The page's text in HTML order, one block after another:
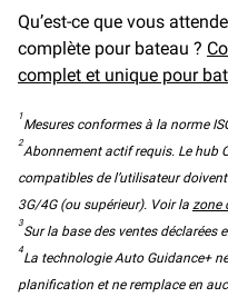
Qu’est-ce que vous
complète pour bateau ?
complet et unique pour
1
Mesures conformes à la norme
2
Abonnement actif requis. Le hub
compatibles de l’utilisateur
3G/4G (ou supérieur). Voir la zone
3
Sur la base des ventes déclarées
4
La technologie Auto Guidance+
planification et ne remplace en